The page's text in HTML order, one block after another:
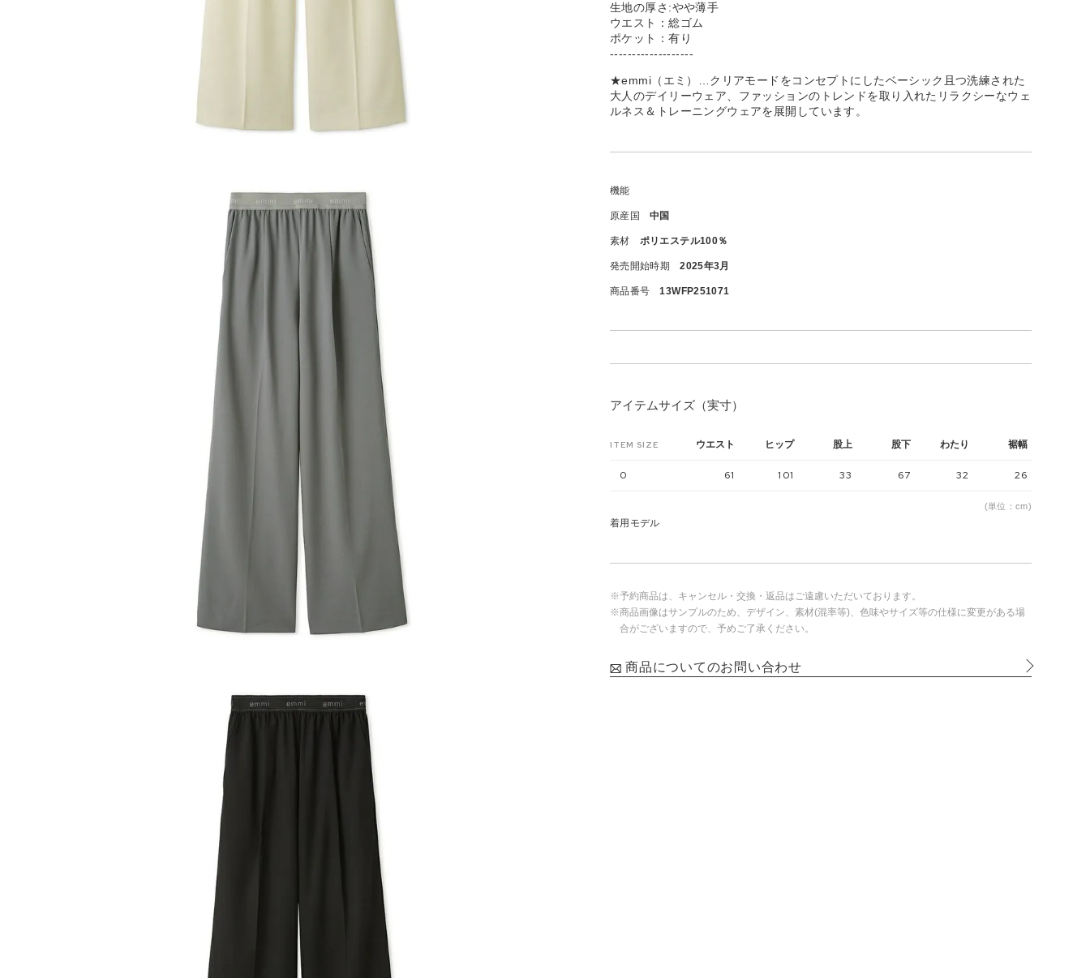
生地の厚さ:やや薄手
ウエスト：総ゴム
ポケット：有り
-------------------
★emmi（エミ）…クリアモードをコンセプトにしたベーシック且つ洗練された
大人のデイリーウェア、ファッションのトレンドを取り入れたリラクシーなウェ
ルネス＆トレーニングウェアを展開しています。
機能
原産国 中国
素材 ポリエステル100％
発売開始時期 2025年3月
商品番号 13WFP251071
アイテムサイズ（実寸）
ITEM SIZE ウエスト ヒップ 股上 股下 わたり 裾幅
0 61 101 33 67 32 26
(単位：cm)
着用モデル
※予約商品は、キャンセル・交換・返品はご遠慮いただいております。
※商品画像はサンプルのため、デザイン、素材(混率等)、色味やサイズ等の仕様に変更がある場
合がございますので、予めご了承ください。
商品についてのお問い合わせ